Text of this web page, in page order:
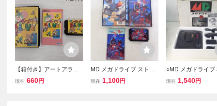
【箱付き】アートアライ
ブ メガドライブ MD
現在 660円
MD メガドライブ ストラ
イダー飛竜 SEGA セガ 箱
現在 1,100円
○MD メガドライブ
AA-2510 セガ
現在 1,540円